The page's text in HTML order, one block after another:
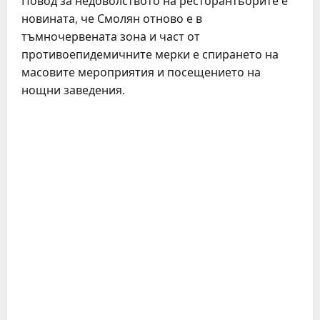
новината, че Смолян отново е в
тъмночервената зона и част от
противоепидемичните мерки е спирането на
масовите мероприятия и посещението на
нощни заведения.